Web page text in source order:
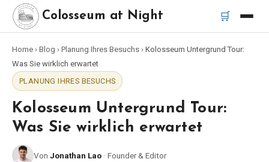
Colosseum at Night 🛒
Startseite
Beste Touren
Beste Kolosseum Nachttouren
Beste Touren in Rom
Home › Blog › Planung Ihres Besuchs › Kolosseum Untergrund Tour:
Was Sie wirklich erwartet
PLANUNG IHRES BESUCHS
Kolosseum Untergrund Tour:
Was Sie wirklich erwartet
Von Jonathan Lao · Founder & Editor